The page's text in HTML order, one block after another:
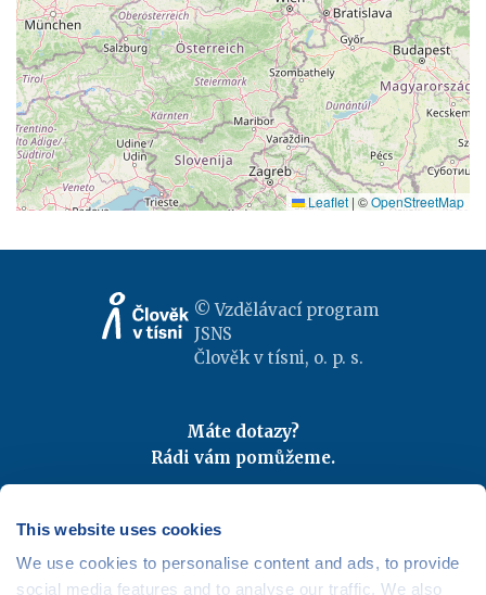
This website uses cookies
We use cookies to personalise content and ads, to provide
social media features and to analyse our traffic. We also
Leaflet | ©OpenStreetMap
© Vzdělávací program
JSNS
Člověk v tísni, o. p. s.
Máte dotazy?
Rádi vám pomůžeme.
Odebírejte newslettery
Mapa webu |Kariéra